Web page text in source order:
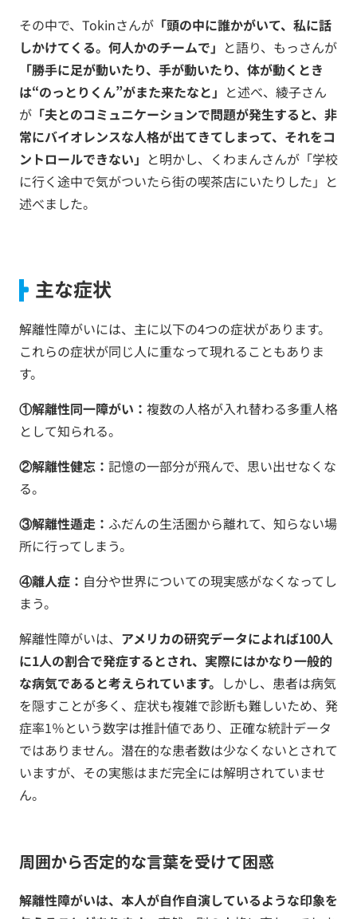
その中で、Tokinさんが 「頭の中に誰かがいて、私に話
しかけてくる。何人かのチームで」 と語り、もっさんが
「勝手に足が動いたり、手が動いたり、体が動くとき
は“のっとりくん”がまた来たなと」 と述べ、綾子さん
が 「夫とのコミュニケーションで問題が発生すると、非
常にバイオレンスな人格が出てきてしまって、それをコ
ントロールできない」 と明かし、くわまんさんが「学校
に行く途中で気がついたら街の喫茶店にいたりした」と
述べました。
主な症状
解離性障がいには、主に以下の4つの症状があります。
これらの症状が同じ人に重なって現れることもありま
す。
①解離性同一障がい： 複数の人格が入れ替わる多重人格
として知られる。
②解離性健忘： 記憶の一部分が飛んで、思い出せなくな
る。
③解離性遁走： ふだんの生活圏から離れて、知らない場
所に行ってしまう。
④離人症： 自分や世界についての現実感がなくなってし
まう。
解離性障がいは、 アメリカの研究データによれば100人
に1人の割合で発症するとされ、実際にはかなり一般的
な病気であると考えられています。 しかし、患者は病気
を隠すことが多く、症状も複雑で診断も難しいため、発
症率1％という数字は推計値であり、正確な統計データ
ではありません。潜在的な患者数は少なくないとされて
いますが、その実態はまだ完全には解明されていませ
ん。
周囲から否定的な言葉を受けて困惑
解離性障がいは、本人が自作自演しているような印象を